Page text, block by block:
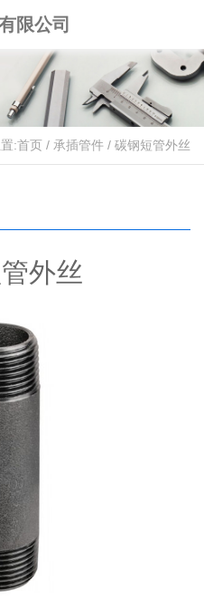
限公司
:首页 / 承插管件 / 碳钢短管外丝
外丝